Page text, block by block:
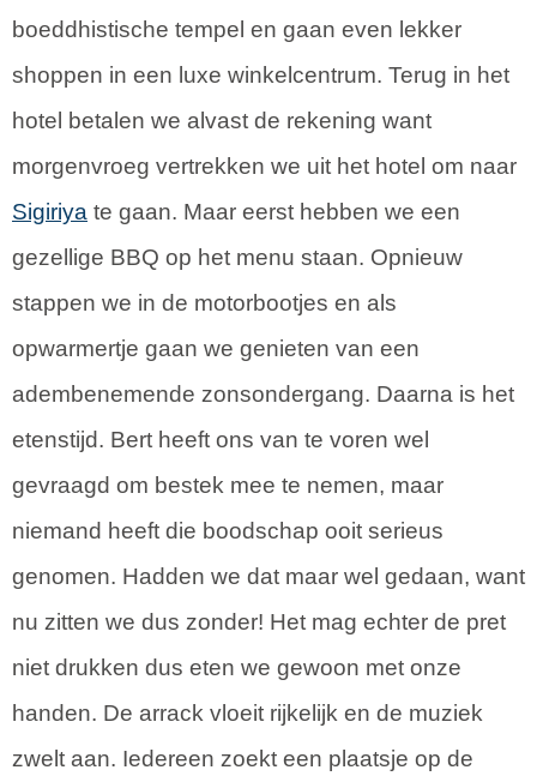
boeddhistische tempel en gaan even lekker
shoppen in een luxe winkelcentrum. Terug in het
hotel betalen we alvast de rekening want
morgenvroeg vertrekken we uit het hotel om naar
Sigiriya te gaan. Maar eerst hebben we een
gezellige BBQ op het menu staan. Opnieuw
stappen we in de motorbootjes en als
opwarmertje gaan we genieten van een
adembenemende zonsondergang. Daarna is het
etenstijd. Bert heeft ons van te voren wel
gevraagd om bestek mee te nemen, maar
niemand heeft die boodschap ooit serieus
genomen. Hadden we dat maar wel gedaan, want
nu zitten we dus zonder! Het mag echter de pret
niet drukken dus eten we gewoon met onze
handen. De arrack vloeit rijkelijk en de muziek
zwelt aan. Iedereen zoekt een plaatsje op de